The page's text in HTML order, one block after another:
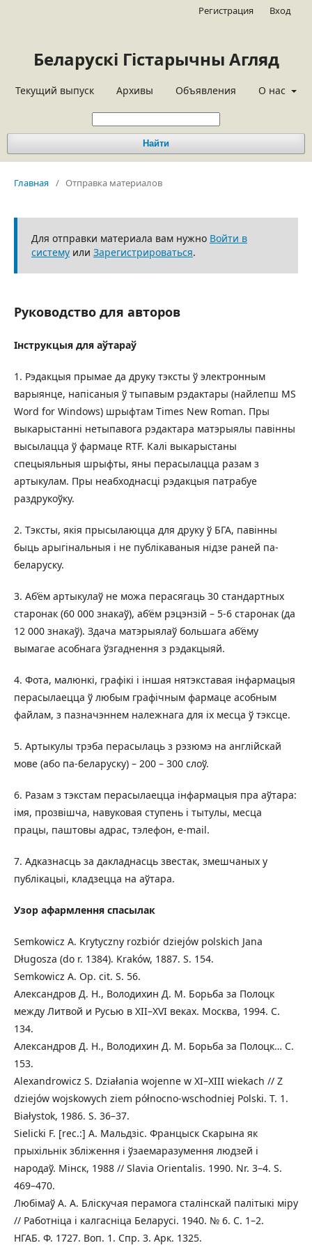
Беларускі Гістарычны Агляд
Текущий выпуск Архивы Объявления О нас
Найти
Регистрация Вход
Главная / Отправка материалов
Для отправки материала вам нужно Войти в
систему или Зарегистрироваться.
Руководство для авторов
Інструкцыя для аўтараў
1. Рэдакцыя прымае да друку тэксты ў электронным
варыянце, напісаныя ў тыпавым рэдактары (найлепш MS
Word for Windows) шрыфтам Times New Roman. Пры
выкарыстанні нетыпавога рэдактара матэрыялы павінны
высылацца ў фармаце RTF. Калі выкарыстаны
спецыяльныя шрыфты, яны перасылацца разам з
артыкулам. Пры неабходнасці рэдакцыя патрабуе
раздрукоўку.
2. Тэксты, якія прысылаюцца для друку ў БГА, павінны
быць арыгінальныя і не публікаваныя нідзе раней па-
беларуску.
3. Аб’ём артыкулаў не можа перасягаць 30 стандартных
старонак (60 000 знакаў), аб’ём рэцэнзій – 5-6 старонак (да
12 000 знакаў). Здача матэрыялаў большага аб’ёму
вымагае асобнага ўзгаднення з рэдакцыяй.
4. Фота, малюнкі, графікі і іншая нятэкставая інфармацыя
перасылаецца ў любым графічным фармаце асобным
файлам, з пазначэннем належнага для іх месца ў тэксце.
5. Артыкулы трэба перасылаць з рэзюмэ на англійскай
мове (або па-беларуску) – 200 – 300 слоў.
6. Разам з тэкстам перасылаецца інфармацыя пра аўтара:
імя, прозвішча, навуковая ступень і тытулы, месца
працы, паштовы адрас, тэлефон, e-mail.
7. Адказнасць за дакладнасць звестак, змешчаных у
публікацыі, кладзецца на аўтара.
Узор афармлення спасылак
Semkowicz A. Krytyczny rozbiór dziejów polskich Jana
Długosza (do r. 1384). Kraków, 1887. S. 154.
Semkowicz A. Оp. cit. S. 56.
Александров Д. Н., Володихин Д. М. Борьба за Полоцк
между Литвой и Русью в ХІІ–ХVІ веках. Москва, 1994. C.
134.
Александров Д. Н., Володихин Д. М. Борьба за Полоцк… C.
153.
Alexandrowicz S. Działania wojenne w XI–XIII wiekach // Z
dziejów wojskowych ziem północno-wschodniej Polski. T. 1.
Białystok, 1986. S. 36–37.
Sielicki F. [rec.:] А. Мальдзіс. Францыск Скарына як
прыхільнік збліження i ўзаемаразумення людзей і
народаў. Мінск, 1988 // Slavia Orientalis. 1990. Nr. 3–4. S.
469–470.
Любiмаў А. А. Блiскучая перамога сталiнскай палiтыкi мiру
// Работнiца i калгаснiца Беларусi. 1940. № 6. С. 1–2.
НГАБ. Ф. 1727. Воп. 1. Спр. 3. Арк. 1325.